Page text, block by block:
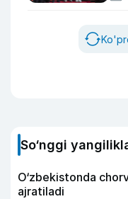
So‘nggi
O‘zbekistonda
ajratiladi